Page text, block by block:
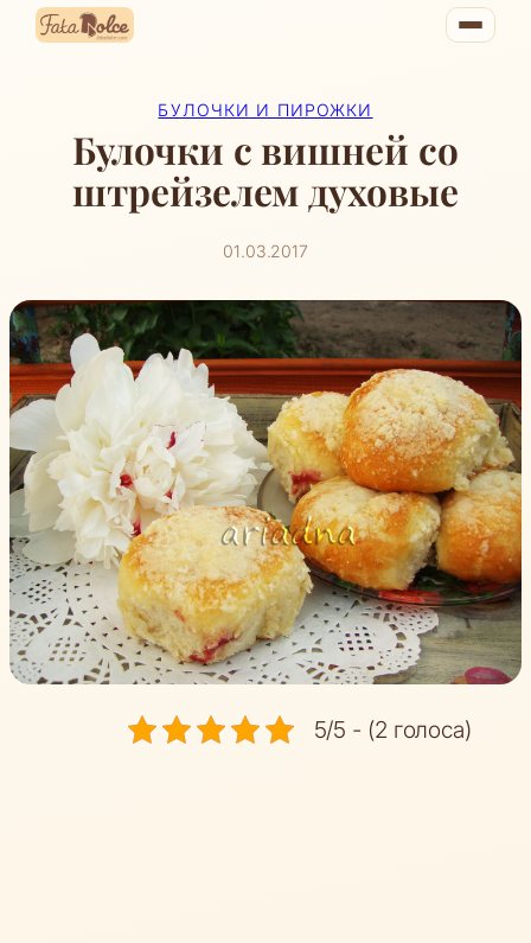
Перейти
БУЛОЧКИ И ПИРОЖКИ
Булочки с вишней со
штрейзелем духовые
01.03.2017
5/5 - (2 голоса)